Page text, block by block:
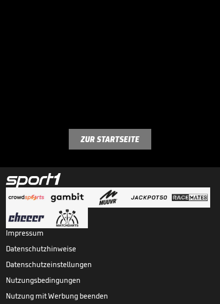
ZUR STARTSEITE
Impressum
Datenschutzhinweise
Datenschutzeinstellungen
Nutzungsbedingungen
Nutzung mit Werbung beenden